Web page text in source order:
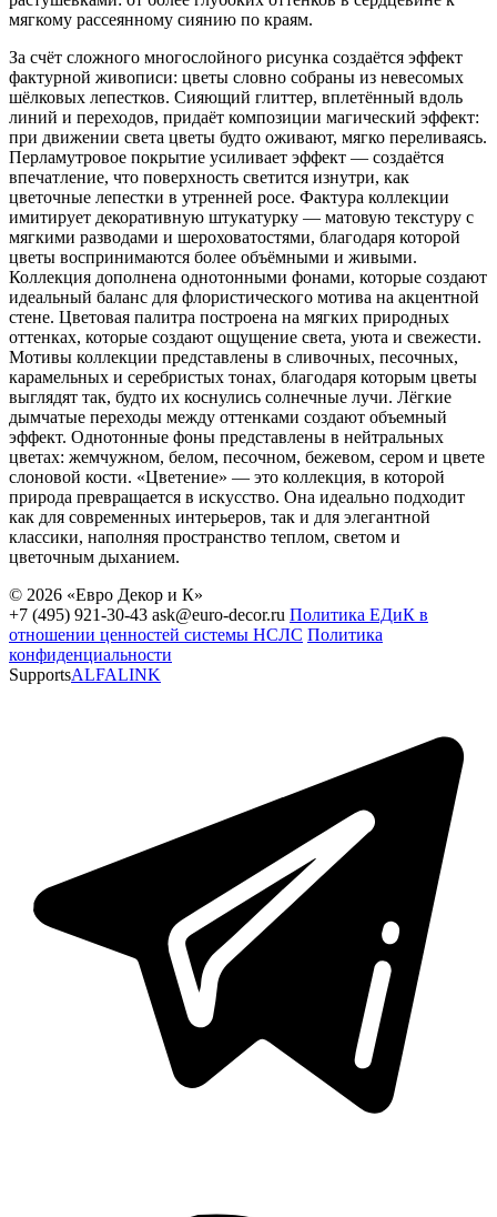
мягкому рассеянному сиянию по краям.
За счёт сложного многослойного рисунка создаётся эффект
фактурной живописи: цветы словно собраны из невесомых
шёлковых лепестков. Сияющий глиттер, вплетённый вдоль
линий и переходов, придаёт композиции магический эффект:
при движении света цветы будто оживают, мягко переливаясь.
Перламутровое покрытие усиливает эффект — создаётся
впечатление, что поверхность светится изнутри, как
цветочные лепестки в утренней росе. Фактура коллекции
имитирует декоративную штукатурку — матовую текстуру с
мягкими разводами и шероховатостями, благодаря которой
цветы воспринимаются более объёмными и живыми.
Коллекция дополнена однотонными фонами, которые создают
идеальный баланс для флористического мотива на акцентной
стене. Цветовая палитра построена на мягких природных
оттенках, которые создают ощущение света, уюта и свежести.
Мотивы коллекции представлены в сливочных, песочных,
карамельных и серебристых тонах, благодаря которым цветы
выглядят так, будто их коснулись солнечные лучи. Лёгкие
дымчатые переходы между оттенками создают объемный
эффект. Однотонные фоны представлены в нейтральных
цветах: жемчужном, белом, песочном, бежевом, сером и цвете
слоновой кости. «Цветение» — это коллекция, в которой
природа превращается в искусство. Она идеально подходит
как для современных интерьеров, так и для элегантной
классики, наполняя пространство теплом, светом и
цветочным дыханием.
© 2026 «Евро Декор и К»
+7 (495) 921-30-43 ask@euro-decor.ru Политика ЕДиК в
отношении ценностей системы НСЛС Политика
конфиденциальности
SupportsALFALINK